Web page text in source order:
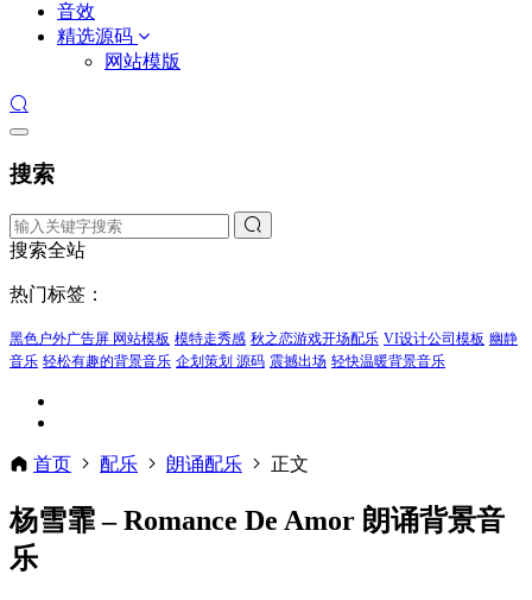
音效
精选源码
网站模版
搜索
搜索全站
热门标签：
黑色户外广告屏 网站模板 模特走秀感 秋之恋游戏开场配乐 VI设计公司模板 幽静
音乐 轻松有趣的背景音乐 企划策划 源码 震撼出场 轻快温暖背景音乐
首页 配乐 朗诵配乐 正文
杨雪霏 – Romance De Amor 朗诵背景音
乐